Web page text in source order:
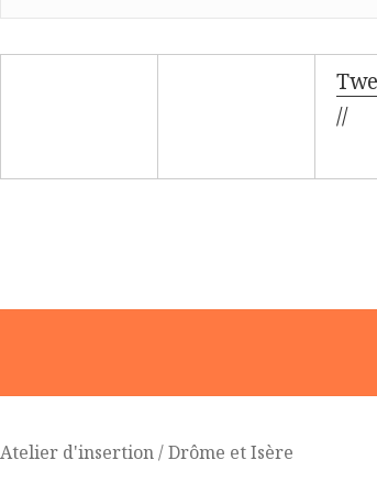
//
Atelier d'insertion / Drôme et Isère